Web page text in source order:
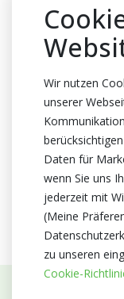
Wir nutzen
unserer
Daten für
wenn Sie uns
jederzeit mit
(Meine
zu unseren
Cookie-